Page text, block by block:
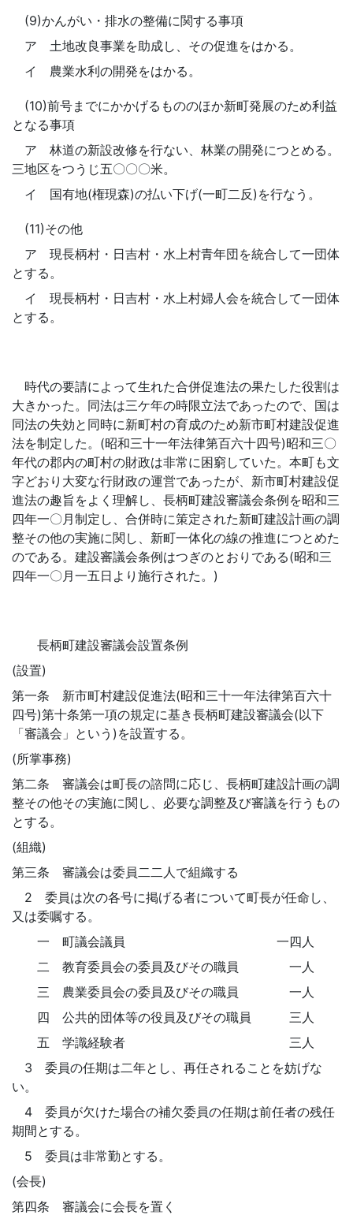
(9)かんがい・排水の整備に関する事項
ア 土地改良事業を助成し、その促進をはかる。
イ 農業水利の開発をはかる。
(10)前号までにかかげるもののほか新町発展のため利益
となる事項
ア 林道の新設改修を行ない、林業の開発につとめる。
三地区をつうじ五〇〇〇米。
イ 国有地(権現森)の払い下げ(一町二反)を行なう。
(11)その他
ア 現長柄村・日吉村・水上村青年団を統合して一団体
とする。
イ 現長柄村・日吉村・水上村婦人会を統合して一団体
とする。
時代の要請によって生れた合併促進法の果たした役割は
大きかった。同法は三ケ年の時限立法であったので、国は
同法の失効と同時に新町村の育成のため新市町村建設促進
法を制定した。(昭和三十一年法律第百六十四号)昭和三〇
年代の郡内の町村の財政は非常に困窮していた。本町も文
字どおり大変な行財政の運営であったが、新市町村建設促
進法の趣旨をよく理解し、長柄町建設審議会条例を昭和三
四年一〇月制定し、合併時に策定された新町建設計画の調
整その他の実施に関し、新町一体化の線の推進につとめた
のである。建設審議会条例はつぎのとおりである(昭和三
四年一〇月一五日より施行された。)
長柄町建設審議会設置条例
(設置)
第一条 新市町村建設促進法(昭和三十一年法律第百六十
四号)第十条第一項の規定に基き長柄町建設審議会(以下
「審議会」という)を設置する。
(所掌事務)
第二条 審議会は町長の諮問に応じ、長柄町建設計画の調
整その他その実施に関し、必要な調整及び審議を行うもの
とする。
(組織)
第三条 審議会は委員二二人で組織する
2 委員は次の各号に掲げる者について町長が任命し、
又は委嘱する。
一 町議会議員 一四人
二 教育委員会の委員及びその職員 一人
三 農業委員会の委員及びその職員 一人
四 公共的団体等の役員及びその職員 三人
五 学識経験者 三人
3 委員の任期は二年とし、再任されることを妨げな
い。
4 委員が欠けた場合の補欠委員の任期は前任者の残任
期間とする。
5 委員は非常勤とする。
(会長)
第四条 審議会に会長を置く